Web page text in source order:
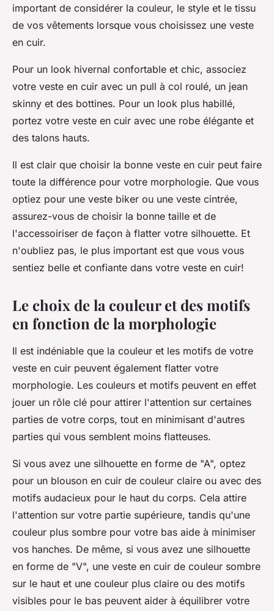
important de considérer la couleur, le style et le tissu
de vos vêtements lorsque vous choisissez une veste
en cuir.
Pour un look hivernal confortable et chic, associez
votre veste en cuir avec un pull à col roulé, un jean
skinny et des bottines. Pour un look plus habillé,
portez votre veste en cuir avec une robe élégante et
des talons hauts.
Il est clair que choisir la bonne veste en cuir peut faire
toute la différence pour votre morphologie. Que vous
optiez pour une veste biker ou une veste cintrée,
assurez-vous de choisir la bonne taille et de
l'accessoiriser de façon à flatter votre silhouette. Et
n'oubliez pas, le plus important est que vous vous
sentiez belle et confiante dans votre veste en cuir!
Le choix de la couleur et des motifs
en fonction de la morphologie
Il est indéniable que la couleur et les motifs de votre
veste en cuir peuvent également flatter votre
morphologie. Les couleurs et motifs peuvent en effet
jouer un rôle clé pour attirer l'attention sur certaines
parties de votre corps, tout en minimisant d'autres
parties qui vous semblent moins flatteuses.
Si vous avez une silhouette en forme de "A", optez
pour un blouson en cuir de couleur claire ou avec des
motifs audacieux pour le haut du corps. Cela attire
l'attention sur votre partie supérieure, tandis qu'une
couleur plus sombre pour votre bas aide à minimiser
vos hanches. De même, si vous avez une silhouette
en forme de "V", une veste en cuir de couleur sombre
sur le haut et une couleur plus claire ou des motifs
visibles pour le bas peuvent aider à équilibrer votre